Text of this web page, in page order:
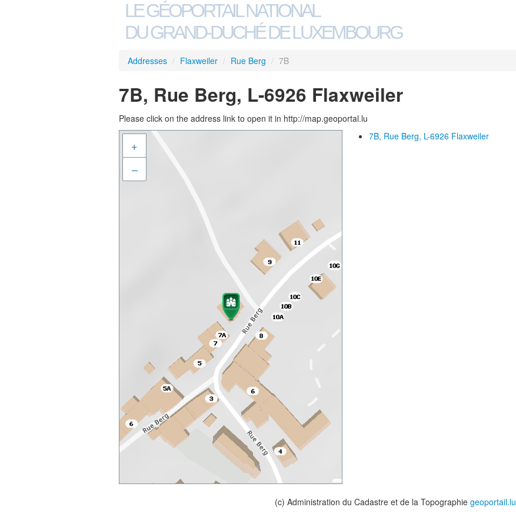
LE GÉOPORTAIL NATIONAL
DU GRAND-DUCHÉ DE LUXEMBOURG
Addresses / Flaxweiler / Rue Berg / 7B
7B, Rue Berg, L-6926 Flaxweiler
Please click on the address link to open it in http://map.geoportal.lu
+
–
7B, Rue Berg, L-6926 Flaxweiler
(c) Administration du Cadastre et de la Topographie geoportail.lu